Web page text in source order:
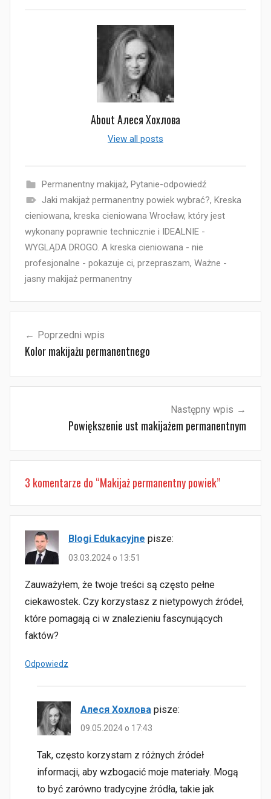
AboutАлеся Хохлова
View all posts
Permanentny makijaż, Pytanie-odpowiedź
Jaki makijaż permanentny powiek wybrać?, Kreska
cieniowana, kreska cieniowana Wrocław, który jest
wykonany poprawnie technicznie i IDEALNIE -
WYGLĄDA DROGO. A kreska cieniowana - nie
profesjonalne - pokazuje ci, przepraszam, Ważne -
jasny makijaż permanentny
wpisuPoprzedni wpis
Kolor makijażu permanentnego
Następny wpis
Powiększenie ust makijażem permanentnym
3 komentarze do “Makijaż permanentny powiek”
Blogi Edukacyjne pisze:
03.03.2024 o 13:51
Zauważyłem, że twoje treści są często pełne
ciekawostek. Czy korzystasz z nietypowych źródeł,
które pomagają ci w znalezieniu fascynujących
faktów?
Odpowiedz
Алеся Хохлова pisze:
09.05.2024 o 17:43
Tak, często korzystam z różnych źródeł
informacji, aby wzbogacić moje materiały. Mogą
to być zarówno tradycyjne źródła, takie jak